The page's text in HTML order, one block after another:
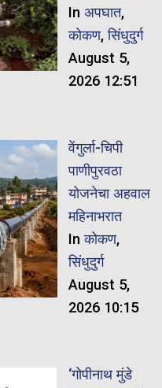
In अपघात,
कोकण,सिंधुदुर्ग
August 5,
2026 12:51
वेंगुर्ला-चिपी
पाणीपुरवठा
योजनेचा अहवाल
महिनाभरात
Inकोकण,
सिंधुदुर्ग
August 5,
2026 10:15
‘गोपीनाथ मुंडे